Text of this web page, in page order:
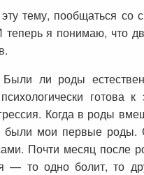
тему, пообщаться со
теперь я понимаю, что
ли роды
готова
Когда в роды
были мои первые роды.
Почти месяц после
— то одно болит, то